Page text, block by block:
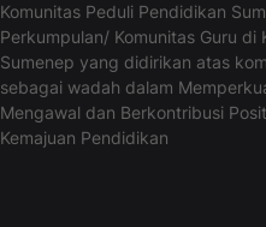
Komunitas Peduli Pendidikan
Perkumpulan/ Komunitas Guru di
Sumenep yang didirikan atas
sebagai wadah dalam
Mengawal dan Berkontribusi
Kemajuan Pendidikan